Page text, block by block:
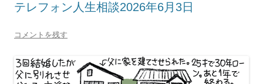
テレフォン人生相談2026年6月3日
コメントを残す